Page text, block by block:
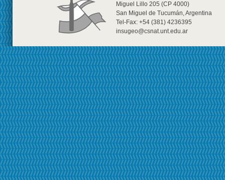
Miguel Lillo 205 (CP 4000)
San Miguel de Tucumán, Argentina
Tel-Fax: +54 (381) 4236395
insugeo@csnat.unt.edu.ar